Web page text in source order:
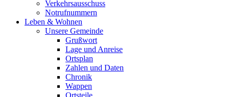
Verkehrsausschuss
Notrufnummern
Leben & Wohnen
Unsere Gemeinde
Grußwort
Lage und Anreise
Ortsplan
Zahlen und Daten
Chronik
Wappen
Ortsteile